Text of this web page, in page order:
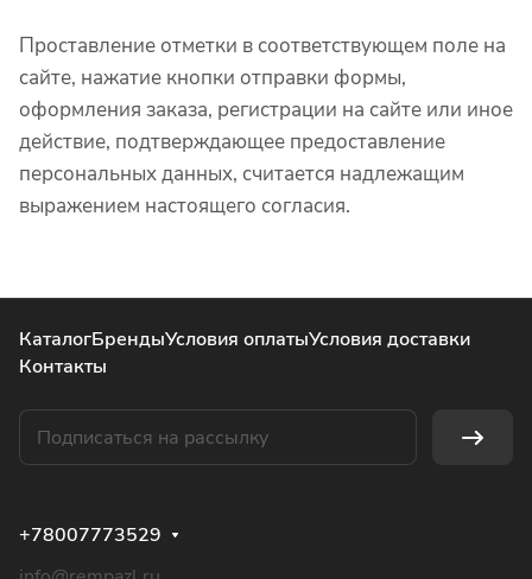
Проставление отметки в соответствующем поле на
сайте, нажатие кнопки отправки формы,
оформления заказа, регистрации на сайте или иное
действие, подтверждающее предоставление
персональных данных, считается надлежащим
выражением настоящего согласия.
КаталогБрендыУсловия оплатыУсловия доставки
Контакты
+78007773529